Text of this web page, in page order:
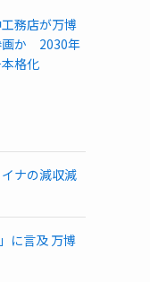
務店が万博
画か 2030年
格化
ナの減収減
に言及 万博